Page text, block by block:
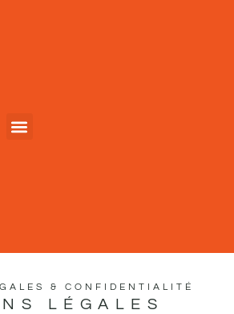
& CONFIDENTIALITÉ
LÉGALES